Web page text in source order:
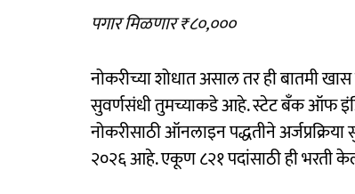
पगार मिळणार ₹८०,०००
नोकरीच्या शोधात असाल तर ही बातमी
सुवर्णसंधी तुमच्याकडे आहे. स्टेट बँक ऑफ
नोकरीसाठी ऑनलाइन पद्धतीने
२०२६ आहे. एकूण ८२१ पदांसाठी ही भरती